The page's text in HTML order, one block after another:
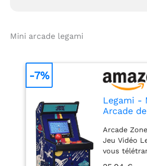
Mini arcade legami
Legami -
Arcade
avec
Sons,
Réglable,
Anglaise,
Arcade
Jeu Vidéo
vous
-7%